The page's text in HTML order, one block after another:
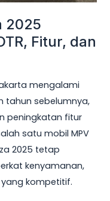
2025
Fitur, dan
mengalami
tahun sebelumnya,
peningkatan fitur
satu mobil MPV
2025 tetap
kenyamanan,
kompetitif.